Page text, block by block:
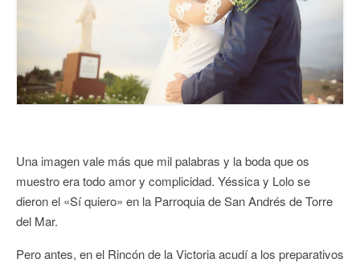
CONTACTO
Una imagen vale más que mil palabras y la boda que os
muestro era todo amor y complicidad. Yéssica y Lolo se
dieron el «Sí quiero» en la Parroquia de San Andrés de Torre
del Mar.
Pero antes, en el Rincón de la Victoria acudí a los preparativos